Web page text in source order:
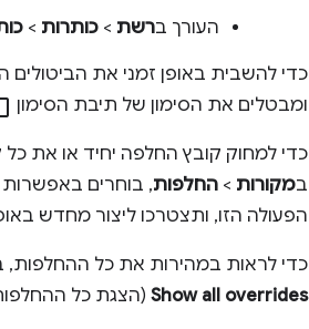
העורך ברשת > כותרות >
כדי להשבית באופן זמני את הביטולים
ומבטלים את הסימון של תיבת הסימון
כדי למחוק קובץ החלפה יחיד או את כל
במקורות > החלפות, בוחרים באפשרות
הפעולה הזו, ותצטרכו ליצור מחדש
כדי לראות במהירות את כל ההחלפות,
Show all overrides (הצגת כל